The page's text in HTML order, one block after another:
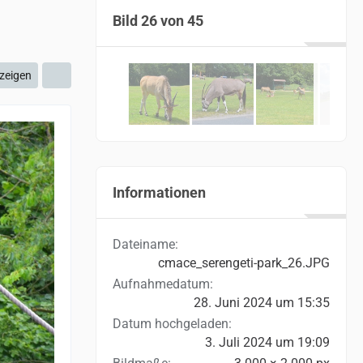
Bild 26 von 45
Informationen
Dateiname
cmace_serengeti-park_26.JPG
Aufnahmedatum
28. Juni 2024 um 15:35
Datum hochgeladen
3. Juli 2024 um 19:09